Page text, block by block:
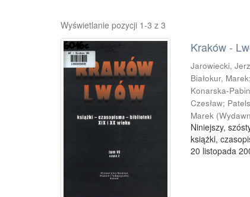
Wyświetlanie pozycji 1-3 z 3
Kraków -
Jarowiecki,
Białokur, Marek
Konarska-
Czesław;
Marek (
Niniejszy,
książki,
20 listopada